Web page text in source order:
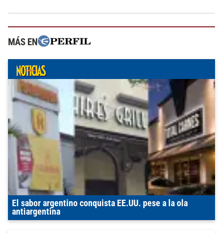
MÁS EN
El sabor argentino conquista EE.UU. pese a la ola
antiargentina